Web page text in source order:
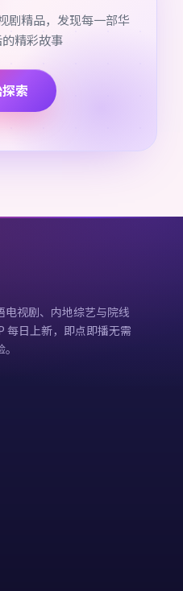
剧精品，发现每一部华
精彩故事
索
电视剧、内地综艺与院线
每日上新，即点即播无需